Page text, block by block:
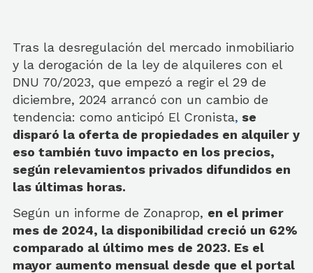
Tras la desregulación del mercado inmobiliario
y la derogación de la ley de alquileres con el
DNU 70/2023, que empezó a regir el 29 de
diciembre, 2024 arrancó con un cambio de
tendencia: como anticipó El Cronista, se
disparó la oferta de propiedades en alquiler y
eso también tuvo impacto en los precios,
según relevamientos privados difundidos en
las últimas horas.
Según un informe de Zonaprop, en el primer
mes de 2024, la disponibilidad creció un 62%
comparado al último mes de 2023. Es el
mayor aumento mensual desde que el portal